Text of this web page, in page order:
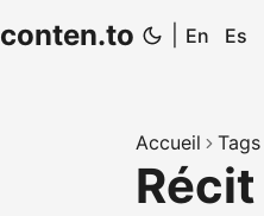
conten.to En Es
Accueil Tags
Récit